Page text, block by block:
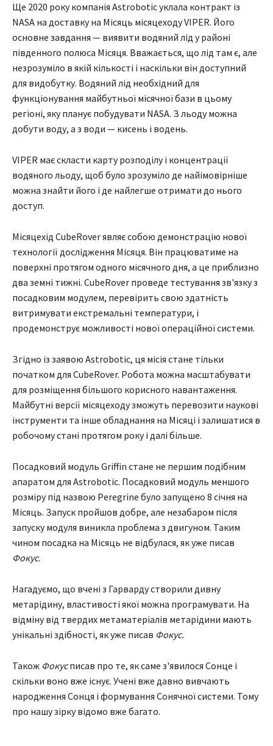
Ще 2020 року компанія Astrobotic уклала контракт із
NASA на доставку на Місяць місяцеходу VIPER. Його
основне завдання — виявити водяний лід у районі
південного полюса Місяця. Вважається, що лід там є, але
незрозуміло в якій кількості і наскільки він доступний
для видобутку. Водяний лід необхідний для
функціонування майбутньої місячної бази в цьому
регіоні, яку планує побудувати NASA. З льоду можна
добути воду, а з води — кисень і водень.
VIPER має скласти карту розподілу і концентрації
водяного льоду, щоб було зрозуміло де найімовірніше
можна знайти його і де найлегше отримати до нього
доступ.
Місяцехід CubeRover являє собою демонстрацію нової
технології дослідження Місяця. Він працюватиме на
поверхні протягом одного місячного дня, а це приблизно
два земні тижні. CubeRover проведе тестування зв'язку з
посадковим модулем, перевірить свою здатність
витримувати екстремальні температури, і
продемонструє можливості нової операційної системи.
Згідно із заявою Astrobotic, ця місія стане тільки
початком для CubeRover. Робота можна масштабувати
для розміщення більшого корисного навантаження.
Майбутні версії місяцеходу зможуть перевозити наукові
інструменти та інше обладнання на Місяці і залишатися в
робочому стані протягом року і далі більше.
Посадковий модуль Griffin стане не першим подібним
апаратом для Astrobotic. Посадковий модуль меншого
розміру під назвою Peregrine було запущено 8 січня на
Місяць. Запуск пройшов добре, але незабаром після
запуску модуля виникла проблема з двигуном. Таким
чином посадка на Місяць не відбулася, як уже писав
Фокус.
Нагадуємо, що вчені з Гарварду створили дивну
метарідину, властивості якої можна програмувати. На
відміну від твердих метаматеріалів метарідини мають
унікальні здібності, як уже писав Фокус.
Також Фокусписав про те, як саме з'явилося Сонце і
скільки воно вже існує. Учені вже давно вивчають
народження Сонця і формування Сонячної системи. Тому
про нашу зірку відомо вже багато.